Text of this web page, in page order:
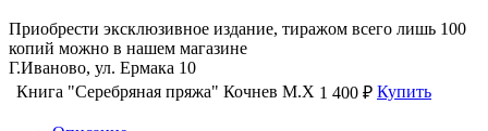
Приобрести эксклюзивное издание, тиражом всего лишь 100
копий можно в нашем магазине
Г.Иваново, ул. Ермака 10
Книга "Серебряная пряжа" Кочнев М.Х 1 400 ₽ Купить